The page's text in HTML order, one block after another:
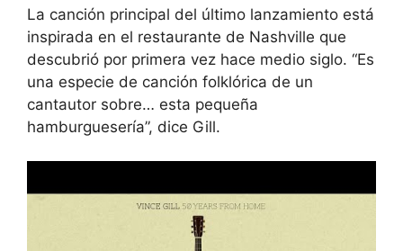
La canción principal del último lanzamiento está
inspirada en el restaurante de Nashville que
descubrió por primera vez hace medio siglo. “Es
una especie de canción folklórica de un
cantautor sobre… esta pequeña
hamburguesería”, dice Gill.